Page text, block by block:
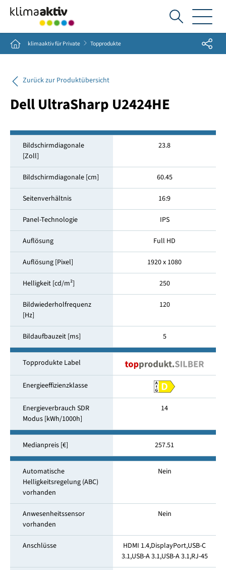
Ich
suche...
Home klimaaktiv für Private Topprodukte Share
Zurück zur Produktübersicht
Dell UltraSharp U2424HE
Bildschirmdiagonale
[Zoll]
23.8
Bildschirmdiagonale [cm] 60.45
Seitenverhältnis 16:9
Panel-Technologie IPS
Auflösung Full HD
Auflösung [Pixel] 1920 x 1080
Helligkeit [cd/m²] 250
Bildwiederholfrequenz
[Hz]
120
Bildaufbauzeit [ms] 5
Topprodukte Label
Energieeffizienzklasse
Energieverbrauch SDR
Modus [kWh/1000h]
14
Medianpreis [€] 257.51
Automatische
Helligkeitsregelung (ABC)
vorhanden
Nein
Anwesenheitssensor
vorhanden
Nein
Anschlüsse
HDMI 1.4,DisplayPort,USB-C
3.1,USB-A 3.1,USB-A 3.1,RJ-45